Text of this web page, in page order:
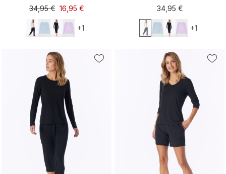
M
XXL 3XL 4XL
34,95 € 16,95 €
+1
M
3XL 4XL
34,95 €
+1